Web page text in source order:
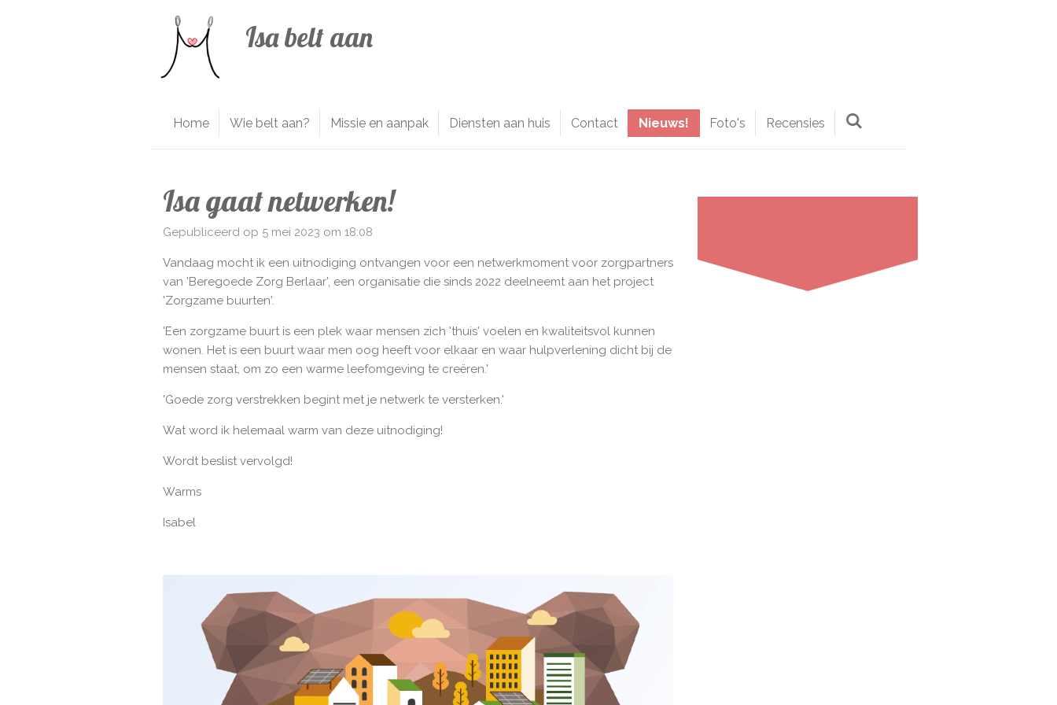
Isa belt aan
Home Wie belt aan? Missie en aanpak Diensten aan huis Contact Nieuws! Foto's Recensies
Isa gaat netwerken!
Gepubliceerd op 5 mei 2023 om 18:08
Vandaag mocht ik een uitnodiging ontvangen voor een netwerkmoment voor zorgpartners
van 'Beregoede Zorg Berlaar', een organisatie die sinds 2022 deelneemt aan het project
'Zorgzame buurten'.
'Een zorgzame buurt is een plek waar mensen zich 'thuis' voelen en kwaliteitsvol kunnen
wonen. Het is een buurt waar men oog heeft voor elkaar en waar hulpverlening dicht bij de
mensen staat, om zo een warme leefomgeving te creëren.'
'Goede zorg verstrekken begint met je netwerk te versterken.'
Wat word ik helemaal warm van deze uitnodiging!
Wordt beslist vervolgd!
Warms
Isabel